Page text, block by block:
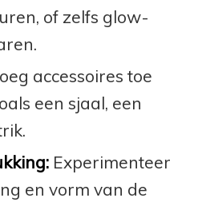
of zelfs glow-
accessoires toe
een sjaal, een
Experimenteer
en vorm van de